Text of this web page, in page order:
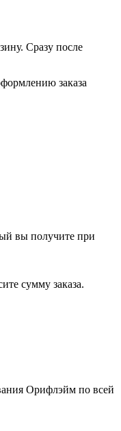
Сразу после
заказа
вы получите при
сумму заказа.
Орифлэйм по всей